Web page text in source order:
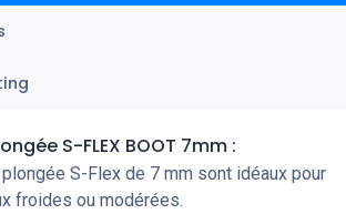
S-FLEX BOOT 7mm :
S-Flex de 7 mm sont idéaux pour
froides ou modérées.